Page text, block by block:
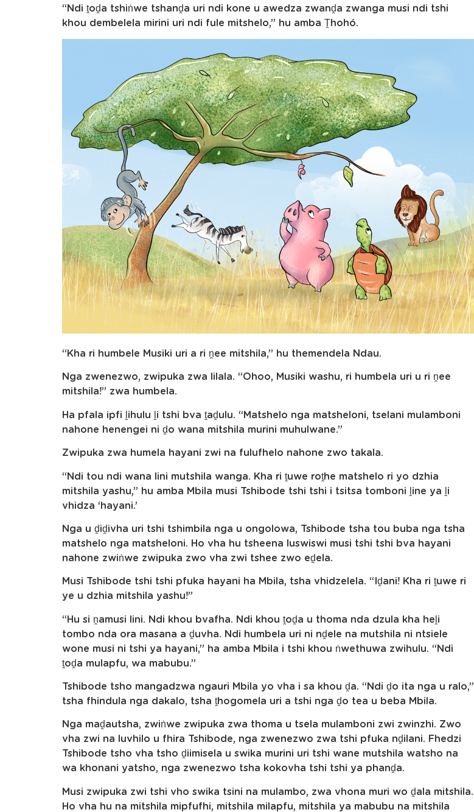
“Ndi ṱoḓa tshiṅwe tshanḓa uri ndi kone u awedza zwanḓa zwanga musi ndi tshi
khou dembelela mirini uri ndi fule mitshelo,” hu amba Ṱhohó.
“Kha ri humbele Musiki uri a ri ṋee mitshila,” hu themendela Ndau.
Nga zwenezwo, zwipuka zwa lilala. “Ohoo, Musiki washu, ri humbela uri u ri ṋee
mitshila!” zwa humbela.
Ha pfala ipfi ḽihulu ḽi tshi bva ṱaḓulu. “Matshelo nga matsheloni, tselani mulamboni
nahone henengei ni ḓo wana mitshila murini muhulwane.”
Zwipuka zwa humela hayani zwi na fulufhelo nahone zwo takala.
“Ndi tou ndi wana lini mutshila wanga. Kha ri ṱuwe roṱhe matshelo ri yo dzhia
mitshila yashu,” hu amba Mbila musi Tshibode tshi tshi i tsitsa tomboni ḽine ya ḽi
vhidza ‘hayani.’
Nga u ḓiḓivha uri tshi tshimbila nga u ongolowa, Tshibode tsha tou buba nga tsha
matshelo nga matsheloni. Ho vha hu tsheena luswiswi musi tshi tshi bva hayani
nahone zwiṅwe zwipuka zwo vha zwi tshee zwo eḓela.
Musi Tshibode tshi tshi pfuka hayani ha Mbila, tsha vhidzelela. “Iḓani! Kha ri ṱuwe ri
ye u dzhia mitshila yashu!”
“Hu si ṋamusi lini. Ndi khou bvafha. Ndi khou ṱoḓa u thoma nda dzula kha heḽi
tombo nda ora masana a ḓuvha. Ndi humbela uri ni nḓele na mutshila ni ntsiele
wone musi ni tshi ya hayani,” ha amba Mbila i tshi khou ṅwethuwa zwihulu. “Ndi
ṱoḓa mulapfu, wa mabubu.”
Tshibode tsho mangadzwa ngauri Mbila yo vha i sa khou ḓa. “Ndi ḓo ita nga u ralo,”
tsha fhindula nga dakalo, tsha ṱhogomela uri a tshi nga ḓo tea u beba Mbila.
Nga maḓautsha, zwiṅwe zwipuka zwa thoma u tsela mulamboni zwi zwinzhi. Zwo
vha zwi na luvhilo u fhira Tshibode, nga zwenezwo zwa tshi pfuka nḓilani. Fhedzi
Tshibode tsho vha tsho ḓiimisela u swika murini uri tshi wane mutshila watsho na
wa khonani yatsho, nga zwenezwo tsha kokovha tshi tshi ya phanḓa.
Musi zwipuka zwi tshi vho swika tsini na mulambo, zwa vhona muri wo ḓala mitshila.
Ho vha hu na mitshila mipfufhi, mitshila milapfu, mitshila ya mabubu na mitshila